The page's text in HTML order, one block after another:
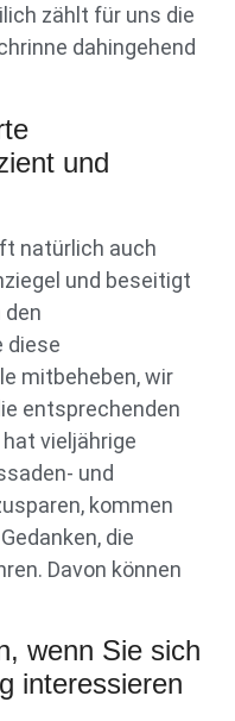
zählt für uns die
dahingehend
und
natürlich auch
und beseitigt
den
diese
mitbeheben, wir
entsprechenden
vieljährige
und
kommen
die
Davon können
wenn Sie sich
interessieren